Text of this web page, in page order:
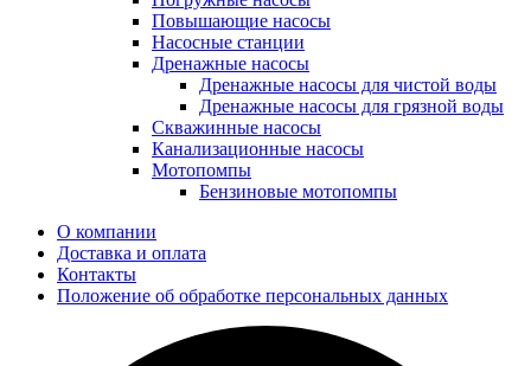
Повышающие насосы
Насосные станции
Дренажные насосы
Дренажные насосы для чистой воды
Дренажные насосы для грязной воды
Скважинные насосы
Канализационные насосы
Мотопомпы
Бензиновые мотопомпы
О компании
Доставка и оплата
Контакты
Положение об обработке персональных данных